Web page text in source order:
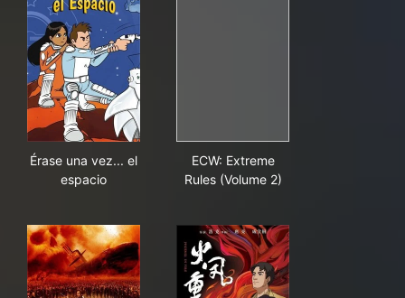
Érase una vez... el
espacio
ECW: Extreme
Rules (Volume 2)